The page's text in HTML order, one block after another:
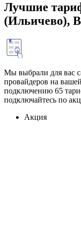
Лучшие
(Ильичево),
Мы выбрали для вас
провайдеров на
подключению 65
подключайтесь по
Акция